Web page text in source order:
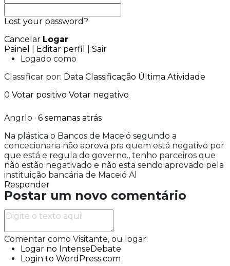
Lost your password?
Cancelar Logar
Painel
Editar perfil
Sair
Logado como
Classificar por: Data Classificação Última Atividade
0 Votar positivo Votar negativo
Angrlo · 6 semanas atrás
Na plástica o Bancos de Maceió segundo a
concecionaria não aprova pra quem está negativo por
que está e regula do governo., tenho parceiros que
não estão negativado e não esta sendo aprovado pela
instituição bancária de Maceió Al
Responder
Postar um novo comentário
Comentar como Visitante, ou logar:
Logar no IntenseDebate
Login to WordPress.com